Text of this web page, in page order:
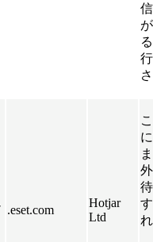
.eset.com
Hotjar
Ltd